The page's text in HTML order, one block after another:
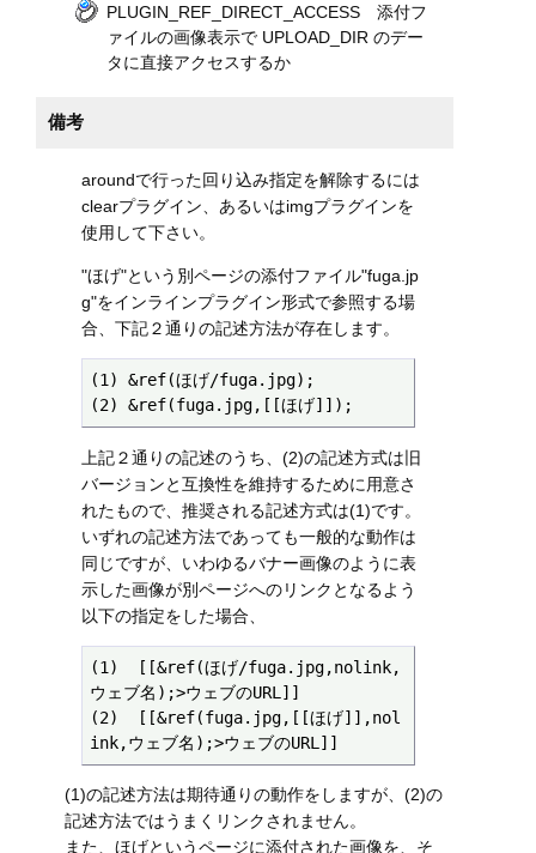
PLUGIN_REF_DIRECT_ACCESS 添付フ
ァイルの画像表示で UPLOAD_DIR のデー
タに直接アクセスするか
備考
aroundで行った回り込み指定を解除するには
clearプラグイン、あるいはimgプラグインを
使用して下さい。
"ほげ"という別ページの添付ファイル"fuga.jp
g"をインラインプラグイン形式で参照する場
合、下記２通りの記述方法が存在します。
(1) &ref(ほげ/fuga.jpg);
(2) &ref(fuga.jpg,[[ほげ]]);
上記２通りの記述のうち、(2)の記述方式は旧
バージョンと互換性を維持するために用意さ
れたもので、推奨される記述方式は(1)です。
いずれの記述方法であっても一般的な動作は
同じですが、いわゆるバナー画像のように表
示した画像が別ページへのリンクとなるよう
以下の指定をした場合、
(1)  [[&ref(ほげ/fuga.jpg,nolink,
ウェブ名);>ウェブのURL]]
(2)  [[&ref(fuga.jpg,[[ほげ]],nol
ink,ウェブ名);>ウェブのURL]]
(1)の記述方法は期待通りの動作をしますが、(2)の
記述方法ではうまくリンクされません。
また、ほげというページに添付された画像を、そ